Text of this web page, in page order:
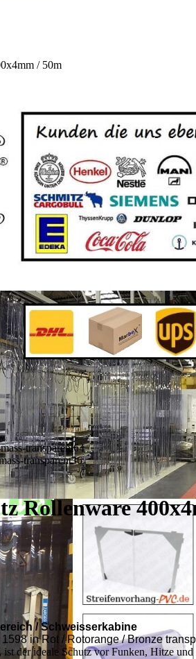
/ 50m
Rollenware
/ Schweisserkabine
1598 in Rot / Rotorange / Bronze
der ideale Schutz vor Funken, Hitze